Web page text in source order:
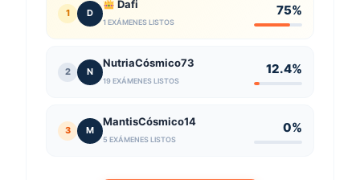
1 D
Dafi
1 EXÁMENES LISTOS
75%
2 N
NutriaCósmico73
19 EXÁMENES LISTOS
12.4%
3 M
MantisCósmico14
5 EXÁMENES LISTOS
0%